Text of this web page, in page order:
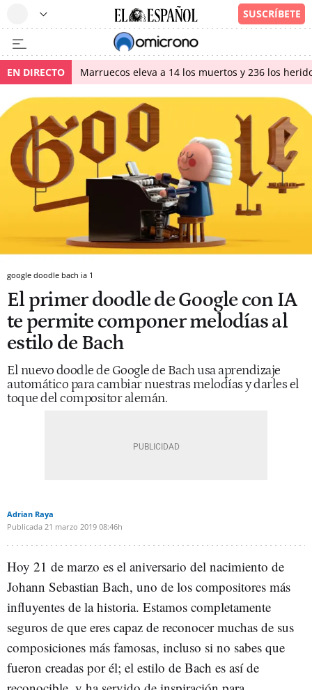
EN DIRECTO Marruecos eleva a 14 los muertos y 236 los
google doodle bach ia 1
El primer doodle de Google con IA
te permite componer melodías al
estilo de Bach
El nuevo doodle de Google de Bach usa aprendizaje
automático para cambiar nuestras melodías y darles el
toque del compositor alemán.
Adrian Raya
Publicada 21 marzo 2019 08:46h
Hoy 21 de marzo es el aniversario del nacimiento de
Johann Sebastian Bach, uno de los compositores más
influyentes de la historia. Estamos completamente
seguros de que eres capaz de reconocer muchas de sus
composiciones más famosas, incluso si no sabes que
fueron creadas por él; el estilo de Bach es así de